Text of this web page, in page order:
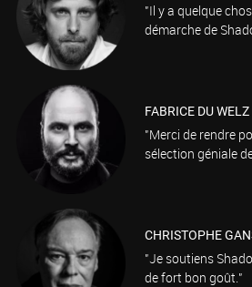
"Il y a quelque
démarche de
FABRICE DU WELZ
"Merci de rendre
sélection géniale
CHRISTOPHE
"Je soutiens
de fort bon goût."